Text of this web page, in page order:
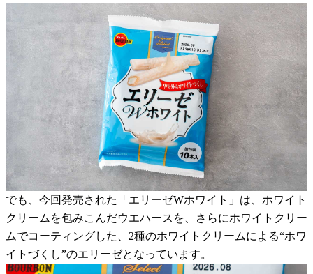
でも、今回発売された「エリーゼWホワイト」は、ホワイト
クリームを包みこんだウエハースを、さらにホワイトクリー
ムでコーティングした、2種のホワイトクリームによる“ホワ
イトづくし”のエリーゼとなっています。